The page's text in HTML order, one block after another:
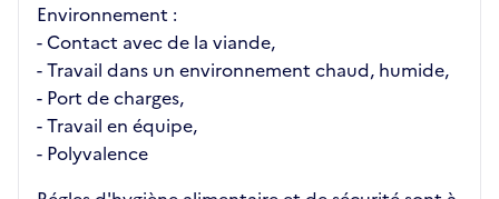
Environnement :
- Contact avec de la viande,
- Travail dans un environnement chaud, humide,
- Port de charges,
- Travail en équipe,
- Polyvalence